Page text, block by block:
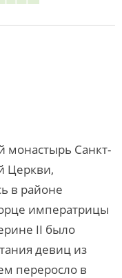
монастырь Санкт-
Церкви,
в районе
императрицы
II было
девиц из
переросло в